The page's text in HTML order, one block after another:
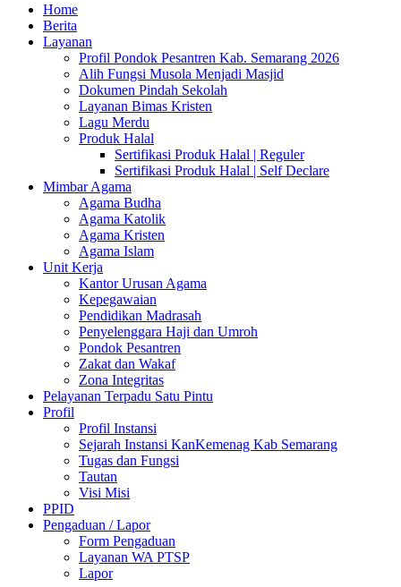
Home
Berita
Layanan
Profil Pondok Pesantren Kab. Semarang 2026
Alih Fungsi Musola Menjadi Masjid
Dokumen Pindah Sekolah
Layanan Bimas Kristen
Lagu Merdu
Produk Halal
Sertifikasi Produk Halal | Reguler
Sertifikasi Produk Halal | Self Declare
Mimbar Agama
Agama Budha
Agama Katolik
Agama Kristen
Agama Islam
Unit Kerja
Kantor Urusan Agama
Kepegawaian
Pendidikan Madrasah
Penyelenggara Haji dan Umroh
Pondok Pesantren
Zakat dan Wakaf
Zona Integritas
Pelayanan Terpadu Satu Pintu
Profil
Profil Instansi
Sejarah Instansi KanKemenag Kab Semarang
Tugas dan Fungsi
Tautan
Visi Misi
PPID
Pengaduan / Lapor
Form Pengaduan
Layanan WA PTSP
Lapor